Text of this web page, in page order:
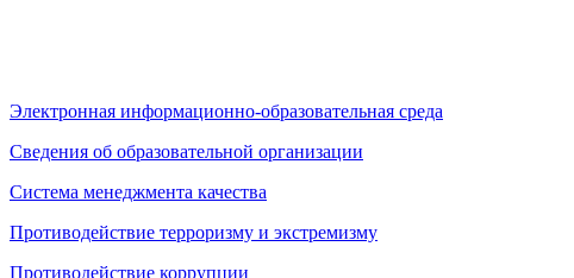
Электронная информационно-образовательная среда
Сведения об образовательной организации
Система менеджмента качества
Противодействие терроризму и экстремизму
Противодействие коррупции